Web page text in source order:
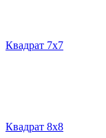
Квадрат 7х7
Квадрат 8х8